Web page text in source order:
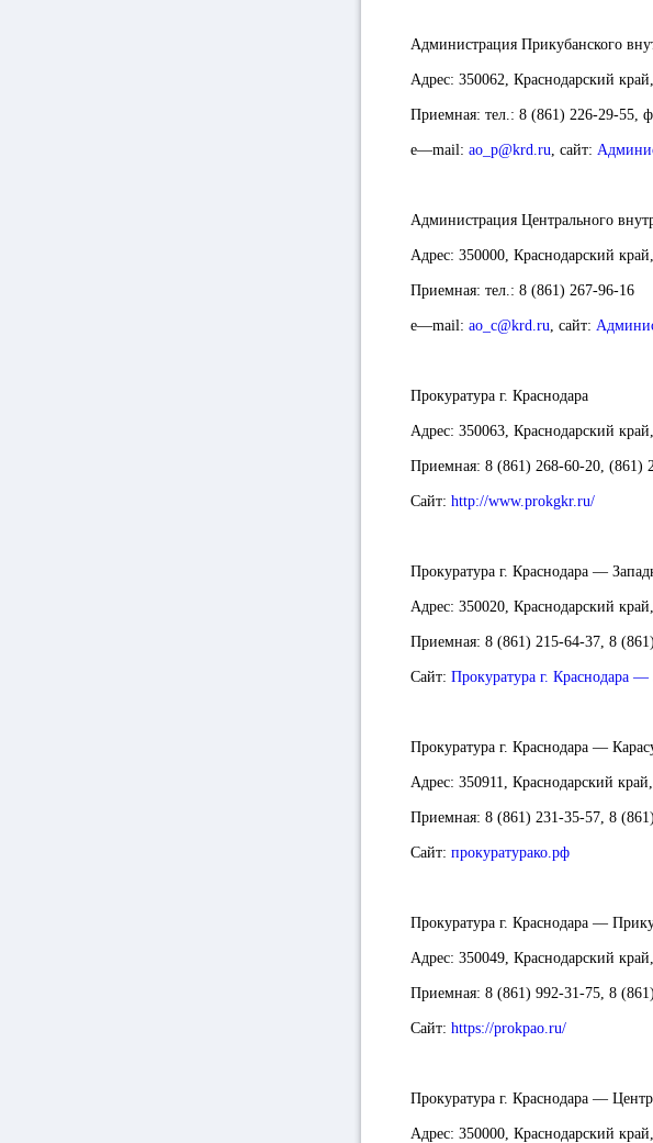
Администрация Прикубанского
Адрес: 350062, Краснодарский
Приемная: тел.: 8 (861) 226-29-55,
e—mail: ao_p@krd.ru, сайт:
Администрация Центрального
Адрес: 350000, Краснодарский
Приемная: тел.: 8 (861) 267-96-16
e—mail: ao_c@krd.ru, сайт:
Прокуратура г. Краснодара
Адрес: 350063, Краснодарский
Приемная: 8 (861) 268-60-20, (861)
Сайт: http://www.prokgkr.ru/
Прокуратура г. Краснодара —
Адрес: 350020, Краснодарский
Приемная: 8 (861) 215-64-37, 8
Сайт: Прокуратура г. Краснодара
Прокуратура г. Краснодара —
Адрес: 350911, Краснодарский
Приемная: 8 (861) 231-35-57, 8
Сайт: прокуратурако.рф
Прокуратура г. Краснодара —
Адрес: 350049, Краснодарский
Приемная: 8 (861) 992-31-75, 8
Сайт: https://prokpao.ru/
Прокуратура г. Краснодара —
Адрес: 350000, Краснодарский